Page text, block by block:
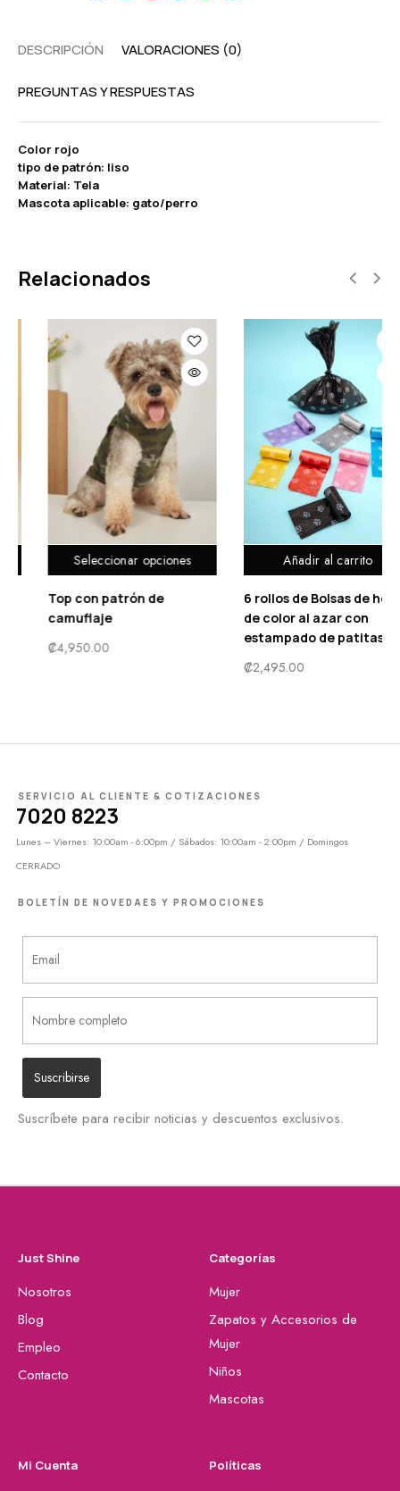
DESCRIPCIÓN VALORACIONES (0)
PREGUNTAS Y RESPUESTAS
Color rojo
tipo de patrón: liso
Material: Tela
Mascota aplicable: gato/perro
Relacionados
Añadir al carrito
6 rollos de Bolsas de heces
de color al azar con
Añadir al
Collar con
flor & Correa
₡1,990.00
SERVICIO AL CLIENTE & COTIZACIONES
7020 8223
Lunes – Viernes: 10:00am - 6:00pm / Sábados: 10:00am - 2:00pm / Domingos
CERRADO
BOLETÍN DE NOVEDAES Y PROMOCIONES
Suscríbete para recibir noticias y descuentos exclusivos.
Just Shine
Nosotros
Blog
Empleo
Contacto
Categorías
Mujer
Zapatos y Accesorios de
Mujer
Niños
Mascotas
Mi Cuenta Políticas